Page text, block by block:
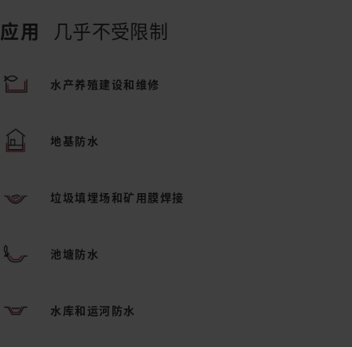
应用 几乎不受限制
水产养殖建设和维修
地基防水
垃圾填埋场和矿用膜焊接
池塘防水
水库和运河防水